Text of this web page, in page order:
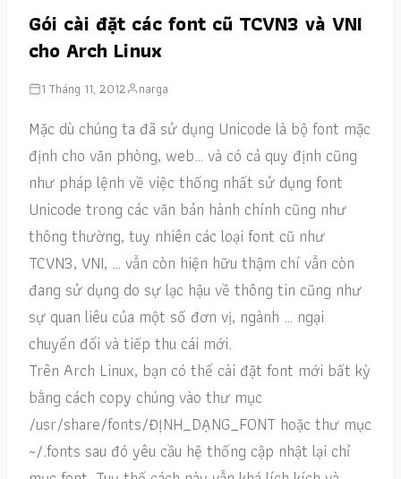
Gói cài đặt các font cũ TCVN3 và VNI
cho Arch Linux
1 Tháng 11, 2012 narga
Mặc dù chúng ta đã sử dụng Unicode là bộ font mặc
định cho văn phòng, web… và có cả quy định cũng
như pháp lệnh về việc thống nhất sử dụng font
Unicode trong các văn bản hành chính cũng như
thông thường, tuy nhiên các loại font cũ như
TCVN3, VNI, … vẫn còn hiện hữu thậm chí vẫn còn
đang sử dụng do sự lạc hậu về thông tin cũng như
sự quan liêu của một số đơn vị, ngành … ngại
chuyển đổi và tiếp thu cái mới.
Trên Arch Linux, bạn có thể cài đặt font mới bất kỳ
bằng cách copy chúng vào thư mục
/usr/share/fonts/ĐỊNH_DẠNG_FONT hoặc thư mục
~/.fonts sau đó yêu cầu hệ thống cập nhật lại chỉ